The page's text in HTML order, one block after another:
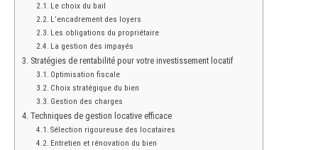
Le choix du bail
L’encadrement des loyers
Les obligations du propriétaire
La gestion des impayés
Stratégies de rentabilité pour votre investissement locatif
Optimisation fiscale
Choix stratégique du bien
Gestion des charges
Techniques de gestion locative efficace
Sélection rigoureuse des locataires
Entretien et rénovation du bien